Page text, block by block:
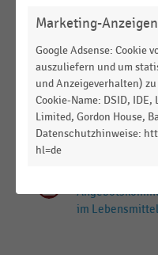
Top-5-Gründe
in den
Bedeutung
im
Marketing-Anzeigen
Google Adsense: Cookie
auszuliefern und um
und Anzeigeverhalten)
Cookie-Name: DSID,
Limited, Gordon House,
Datenschutzhinweise:
hl=de